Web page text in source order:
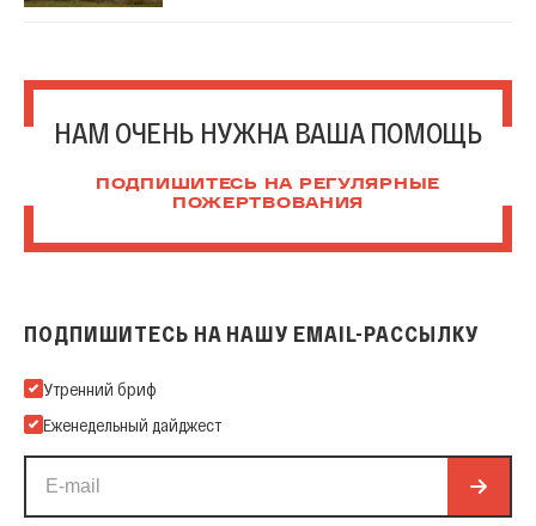
НАМ ОЧЕНЬ НУЖНА ВАША ПОМОЩЬ
ПОДПИШИТЕСЬ НА РЕГУЛЯРНЫЕ
ПОЖЕРТВОВАНИЯ
ПОДПИШИТЕСЬ НА НАШУ EMAIL-РАССЫЛКУ
Подпишитесь на нашу Email-рассылку
Утренний бриф
Еженедельный дайджест